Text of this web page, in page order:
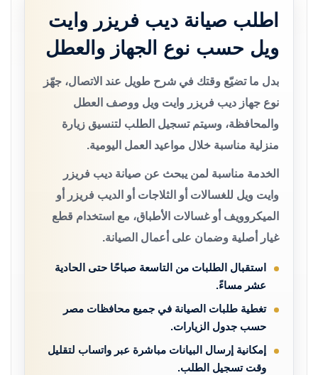
اطلب صيانة ديب فريزر وايت
ويل حسب نوع الجهاز والعطل
بدل ما تضيّع وقتك في شرح طويل عند الاتصال، جهّز
نوع جهاز ديب فريزر وايت ويل ووصف العطل
والمحافظة، وسيتم تسجيل الطلب لتنسيق زيارة
منزلية مناسبة خلال مواعيد العمل اليومية.
الخدمة مناسبة لمن يبحث عن صيانة ديب فريزر
وايت ويل للغسالات أو الثلاجات أو الديب فريزر أو
الميكروويف أو غسالات الأطباق، مع استخدام قطع
غيار أصلية وضمان على أعمال الصيانة.
استقبال الطلبات من التاسعة صباحًا حتى الحادية
عشر مساءً.
تغطية طلبات الصيانة في جميع محافظات مصر
حسب جدول الزيارات.
إمكانية إرسال البيانات مباشرة عبر واتساب لتقليل
وقت تسجيل الطلب.